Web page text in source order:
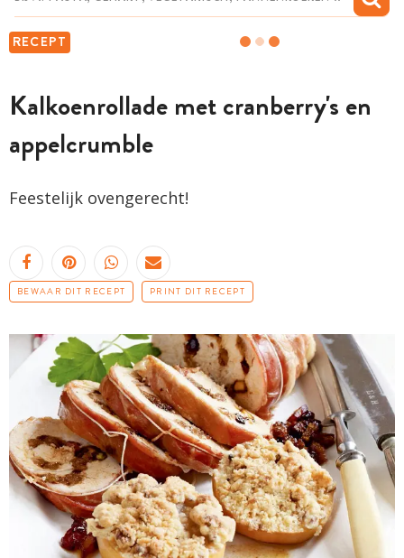
RECEPT
Kalkoenrollade met cranberry's en
appelcrumble
Feestelijk ovengerecht!
BEWAAR DIT RECEPT PRINT DIT RECEPT
MIJN BEWAARDE RECEPTEN